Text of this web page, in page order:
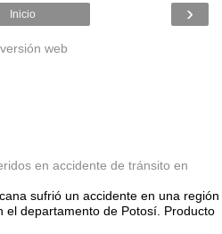
›
Inicio
web
en accidente de tránsito en
sufrió un accidente en una región
el departamento de Potosí. Producto